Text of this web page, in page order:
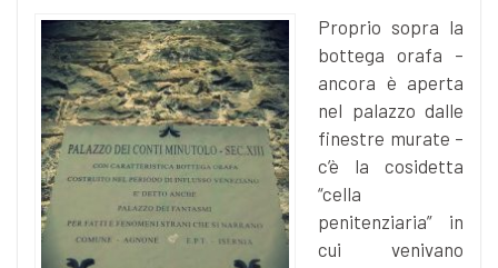
Proprio sopra la
bottega orafa –
ancora è aperta
nel palazzo dalle
finestre murate –
c’è la cosidetta
“cella
penitenziaria” in
cui venivano